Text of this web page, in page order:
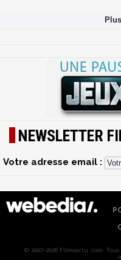
NEWSLETTER
Votre adresse email :
© 2007-2026 Filmsactu .com.